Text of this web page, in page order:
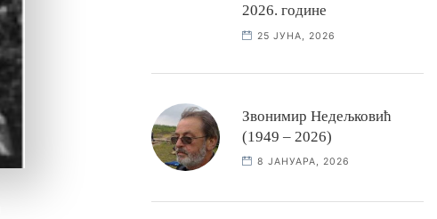
2026. године
25 ЈУНА, 2026
Звонимир Недељковић
(1949 – 2026)
8 ЈАНУАРА, 2026